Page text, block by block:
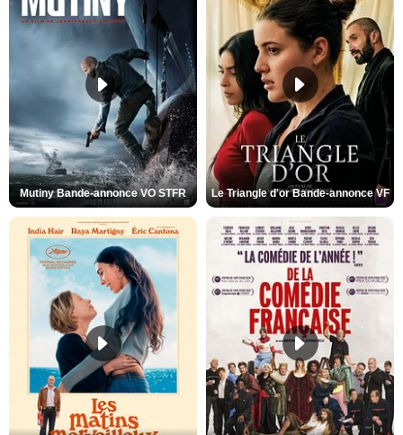
Mutiny Bande-annonce VO STFR Le Triangle d'or Bande-annonce VF